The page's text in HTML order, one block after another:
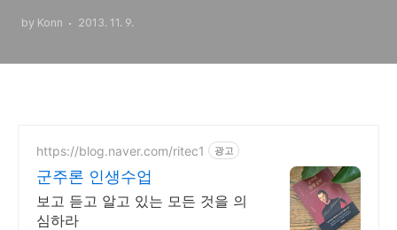
by Konn 2013. 11. 9.
https://blog.naver.com/ritec1 광고
군주론 인생수업
보고 듣고 알고 있는 모든 것을 의
심하라